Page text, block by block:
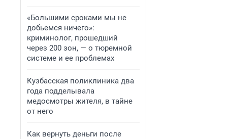
«Большими сроками мы не
добьемся ничего»:
криминолог, прошедший
через 200 зон, — о тюремной
системе и ее проблемах
Кузбасская поликлиника два
года подделывала
медосмотры жителя, в тайне
от него
Как вернуть деньги после